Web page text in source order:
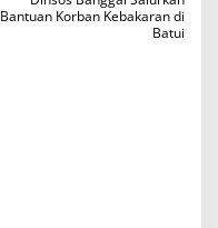
Bantuan Korban Kebakaran di
Batui